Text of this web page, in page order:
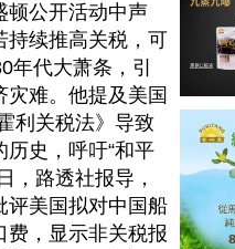
顿公开活动中声
持续推高关税，可
年代大萧条，引
灾难。他提及美国
利关税法》导致
历史，呼吁“和平
，路透社报导，
评美国拟对中国船
费，显示非关税报